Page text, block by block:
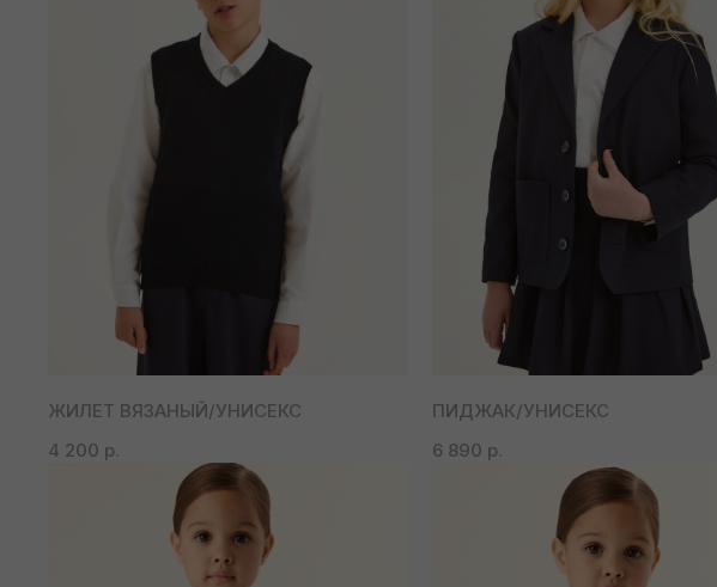
ЖИЛЕТ ВЯЗАНЫЙ/УНИСЕКС
4 200 р.
ПИДЖАК/УНИСЕКС
6 890 р.